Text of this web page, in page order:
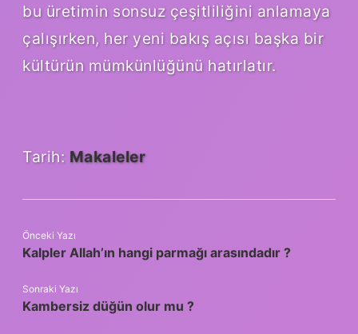
bu üretimin sonsuz çeşitliliğini anlamaya
çalışırken, her yeni bakış açısı başka bir
kültürün mümkünlüğünü hatırlatır.
Tarih: Makaleler
Önceki Yazı
Kalpler Allah’ın hangi parmağı arasındadır ?
Sonraki Yazı
Kambersiz düğün olur mu ?